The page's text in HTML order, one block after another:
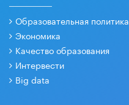
Образовательная политика
Экономика
Качество образования
Интервести
Big data